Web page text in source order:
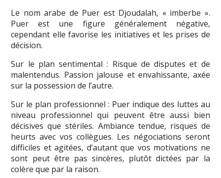
Le nom arabe de Puer est Djoudalah, « imberbe ».
Puer est une figure généralement négative,
cependant elle favorise les initiatives et les prises de
décision.
Sur le plan sentimental : Risque de disputes et de
malentendus. Passion jalouse et envahissante, axée
sur la possession de l’autre.
Sur le plan professionnel : Puer indique des luttes au
niveau professionnel qui peuvent être aussi bien
décisives que stériles. Ambiance tendue, risques de
heurts avec vos collègues. Les négociations seront
difficiles et agitées, d’autant que vos motivations ne
sont peut être pas sincères, plutôt dictées par la
colère que par la raison.